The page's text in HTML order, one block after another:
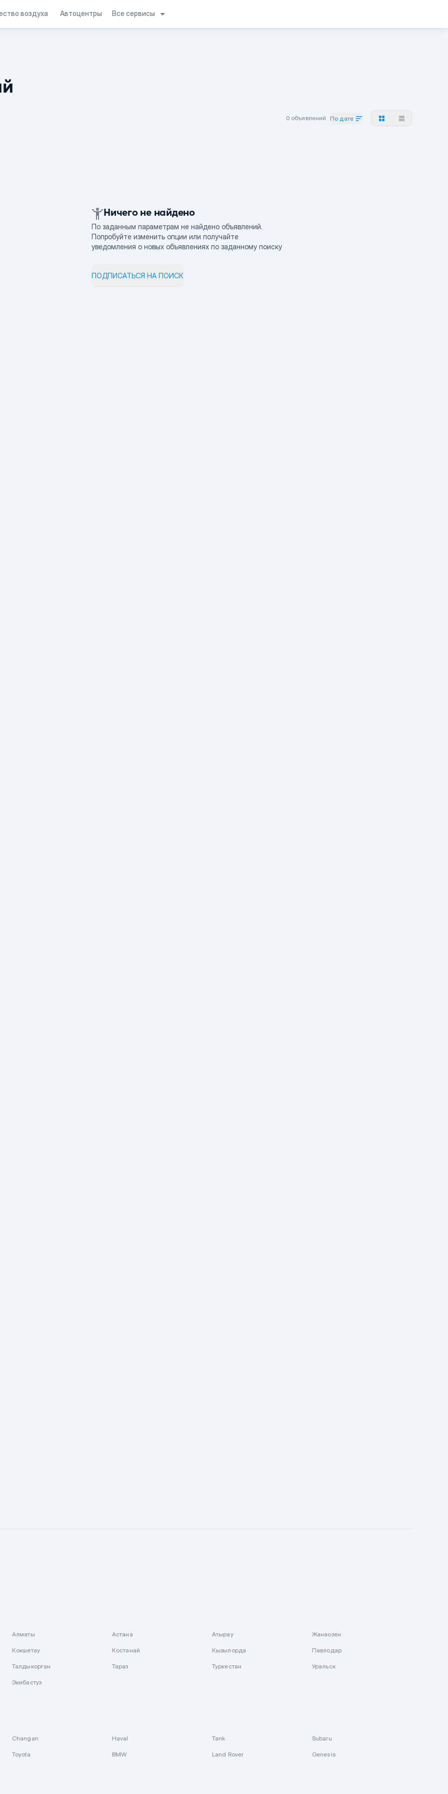
воздуха Автоцентры Все сервисы
0 объявлений По дате
Ничего не найдено
По заданным параметрам не найдено объявлений.
Попробуйте изменить опции или получайте
уведомления о новых объявлениях по заданному поиску
ПОДПИСАТЬСЯ НА ПОИСК
Алматы Астана Атырау Жанаозен
Кокшетау Костанай Кызылорда Павлодар
Талдыкорган Тараз Туркестан Уральск
Экибастуз
Changan Haval Tank Subaru
Toyota BMW Land Rover Genesis